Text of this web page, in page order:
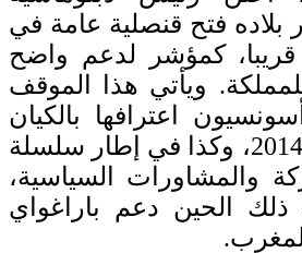
بلاده فتح قنصلية عامة في
قريبا، كمؤشر لدعم واضح
ويأتي هذا الموقف
اعترافها بالكيان
الوهمي في سنة 2014، وكذا في إطار سلسلة
والمشاورات السياسية،
الحين دعم باراغواي